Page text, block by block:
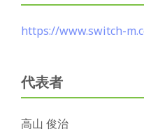
https://www.switch-
代表者
高山 俊治